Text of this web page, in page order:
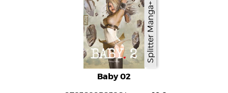
Splitter Manga+
Baby 02